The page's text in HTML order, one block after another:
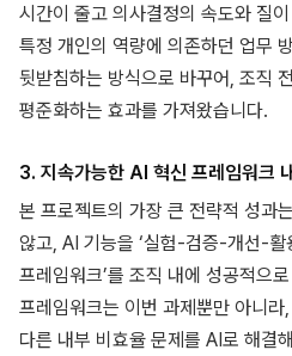
시간이 줄고 의사결정의 속도와 질
특정 개인의 역량에 의존하던 업무
뒷받침하는 방식으로 바꾸어, 조직
평준화하는 효과를 가져왔습니다.
3. 지속가능한 AI 혁신 프레임워크
본 프로젝트의 가장 큰 전략적 성과
않고, AI 기능을 ‘실험-검증-개선-활
프레임워크’를 조직 내에 성공적으
프레임워크는 이번 과제뿐만 아니
다른 내부 비효율 문제를 AI로 해결